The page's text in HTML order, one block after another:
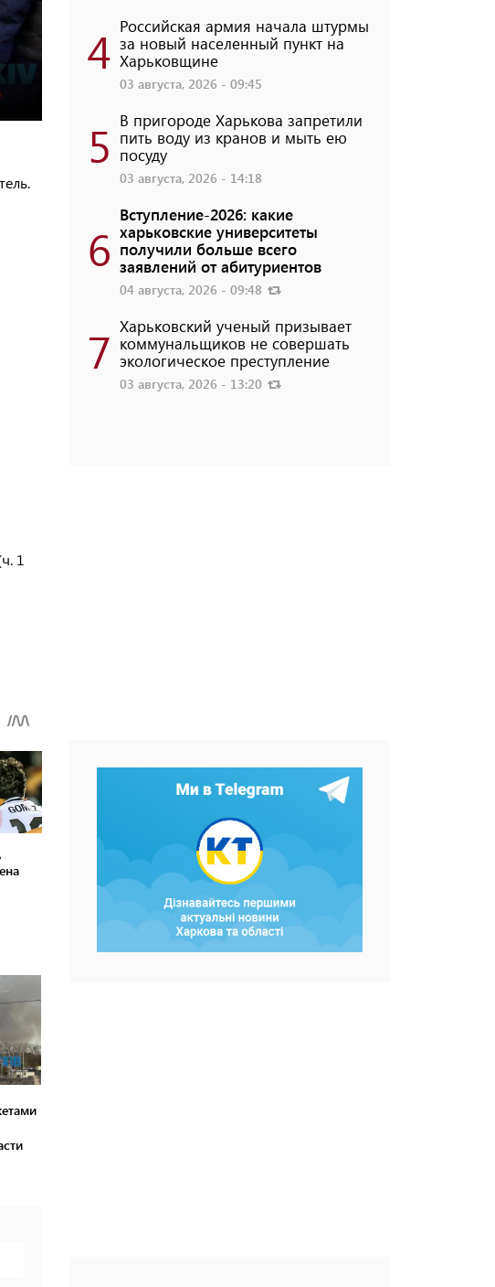
1
4 Российская армия начала штурмы
за новый населенный пункт на
Харьковщине
03 августа, 2026 - 09:45
5 В пригороде Харькова запретили
пить воду из кранов и мыть ею
посуду
03 августа, 2026 - 14:18
6
Вступление-2026: какие
харьковские университеты
получили больше всего
заявлений от абитуриентов
04 августа, 2026 - 09:48
7 Харьковский ученый призывает
коммунальщиков не совершать
экологическое преступление
03 августа, 2026 - 13:20